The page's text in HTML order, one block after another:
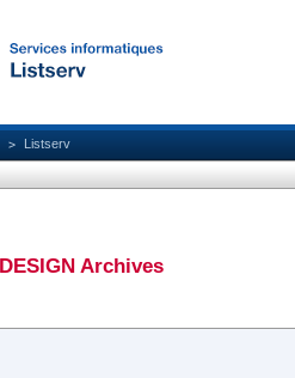
Listserv
Archives